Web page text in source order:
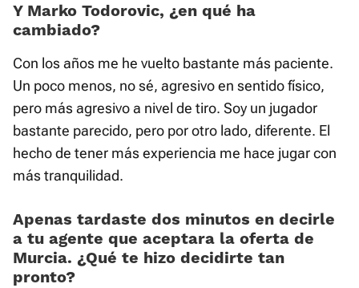
Y Marko Todorovic, ¿en qué ha
cambiado?
Con los años me he vuelto bastante más paciente.
Un poco menos, no sé, agresivo en sentido físico,
pero más agresivo a nivel de tiro. Soy un jugador
bastante parecido, pero por otro lado, diferente. El
hecho de tener más experiencia me hace jugar con
más tranquilidad.
Apenas tardaste dos minutos en decirle
a tu agente que aceptara la oferta de
Murcia. ¿Qué te hizo decidirte tan
pronto?